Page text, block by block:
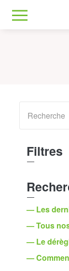
MENU
Filtres
— Les
— Tous
— Le
—